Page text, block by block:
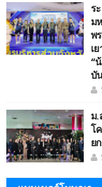
ร
ม
พ
เ
“
บั
ม
โ
ย